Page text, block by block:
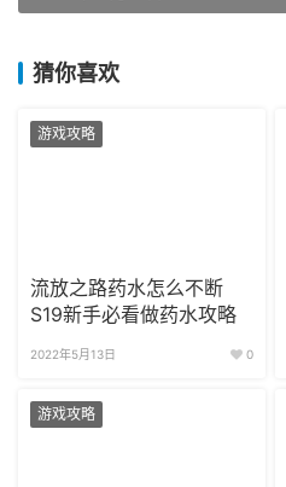
猜你喜欢
游戏攻略
流放之路药水怎么不断
S19新手必看做药水攻略
2022年5月13日 0
游戏攻略